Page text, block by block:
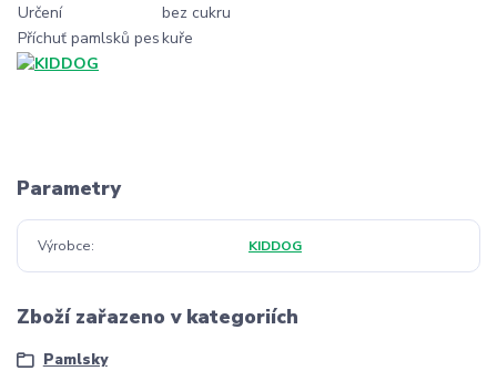
Určení
bez cukru
Příchuť pamlsků peskuře
Parametry
Výrobce KIDDOG
Zboží zařazeno v kategoriích
Pamlsky